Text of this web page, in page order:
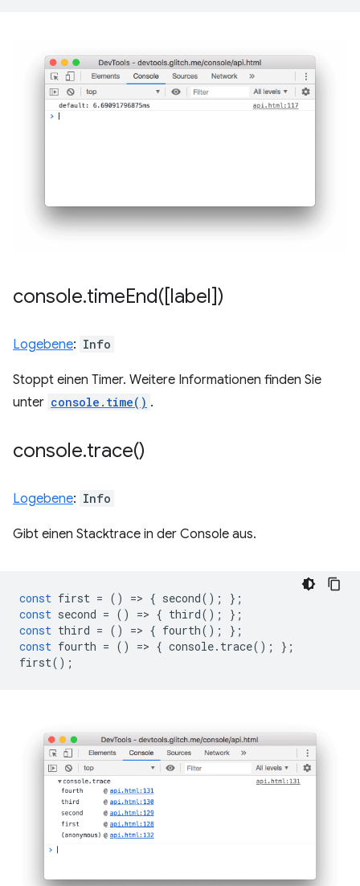
console.timeEnd([label])
Logebene: Info
Stoppt einen Timer. Weitere Informationen finden Sie
unter console.time() .
console.trace()
Logebene: Info
Gibt einen Stacktrace in der Console aus.
const first = () => { second();
};
const second = () => { third();
};
const third = () => { fourth();
};
const fourth = () => { console. trace();
};
first();